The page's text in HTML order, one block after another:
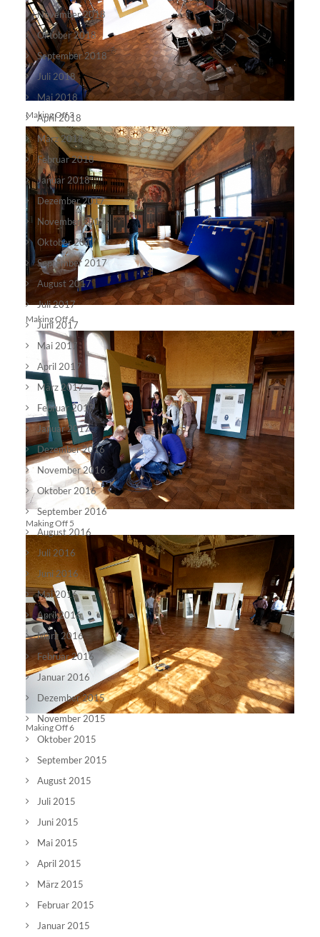
Making Off 3
Making Off 4
Making Off 5
Making Off 6
November 2018
Oktober 2018
September 2018
Juli 2018
Mai 2018
April 2018
März 2018
Februar 2018
Januar 2018
Dezember 2017
November 2017
Oktober 2017
September 2017
August 2017
Juli 2017
Juni 2017
Mai 2017
April 2017
März 2017
Februar 2017
Januar 2017
Dezember 2016
November 2016
Oktober 2016
September 2016
August 2016
Juli 2016
Juni 2016
Mai 2016
April 2016
März 2016
Februar 2016
Januar 2016
Dezember 2015
November 2015
Oktober 2015
September 2015
August 2015
Juli 2015
Juni 2015
Mai 2015
April 2015
März 2015
Februar 2015
Januar 2015